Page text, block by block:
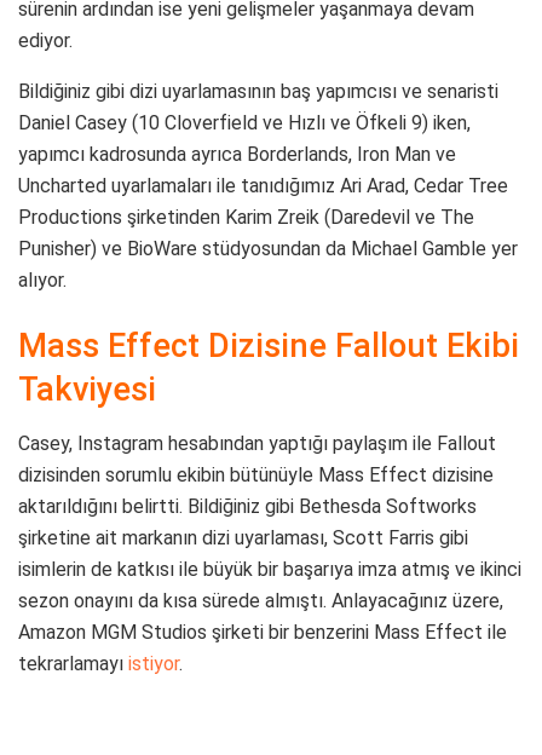
sürenin ardından ise yeni gelişmeler yaşanmaya devam
ediyor.
Bildiğiniz gibi dizi uyarlamasının baş yapımcısı ve senaristi
Daniel Casey (10 Cloverfield ve Hızlı ve Öfkeli 9) iken,
yapımcı kadrosunda ayrıca Borderlands, Iron Man ve
Uncharted uyarlamaları ile tanıdığımız Ari Arad, Cedar Tree
Productions şirketinden Karim Zreik (Daredevil ve The
Punisher) ve BioWare stüdyosundan da Michael Gamble yer
alıyor.
Mass Effect Dizisine Fallout Ekibi
Takviyesi
Casey, Instagram hesabından yaptığı paylaşım ile Fallout
dizisinden sorumlu ekibin bütünüyle Mass Effect dizisine
aktarıldığını belirtti. Bildiğiniz gibi Bethesda Softworks
şirketine ait markanın dizi uyarlaması, Scott Farris gibi
isimlerin de katkısı ile büyük bir başarıya imza atmış ve ikinci
sezon onayını da kısa sürede almıştı. Anlayacağınız üzere,
Amazon MGM Studios şirketi bir benzerini Mass Effect ile
tekrarlamayı istiyor.